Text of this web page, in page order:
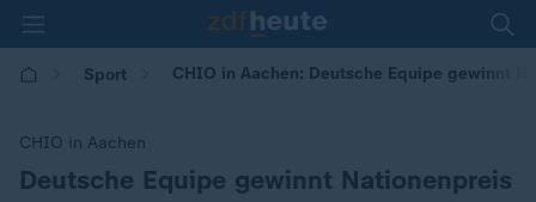
Sport CHIO in Aachen: Deutsche Equipe gewinnt
CHIO in Aachen
:Deutsche Equipe gewinnt Nationenpreis